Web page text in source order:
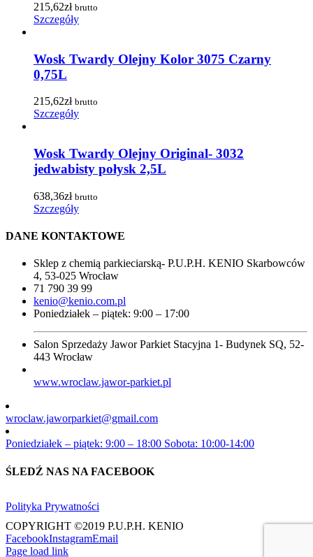
215,62zł brutto
Szczegóły
Wosk Twardy Olejny Kolor 3075 Czarny
0,75L
215,62zł brutto
Szczegóły
Wosk Twardy Olejny Original- 3032
jedwabisty połysk 2,5L
638,36zł brutto
Szczegóły
DANE KONTAKTOWE
Sklep z chemią parkieciarską- P.U.P.H. KENIO Skarbowców
4, 53-025 Wrocław
71 790 39 99
kenio@kenio.com.pl
Poniedziałek – piątek: 9:00 – 17:00
Salon Sprzedaży Jawor Parkiet Stacyjna 1- Budynek SQ, 52-
443 Wrocław
www.wroclaw.jawor-parkiet.pl
wroclaw.jaworparkiet@gmail.com
Poniedziałek – piątek: 9:00 – 18:00 Sobota: 10:00-14:00
ŚLEDŹ NAS NA FACEBOOK
Polityka Prywatności
COPYRIGHT ©2019 P.U.P.H. KENIO
FacebookInstagramEmail
Page load link